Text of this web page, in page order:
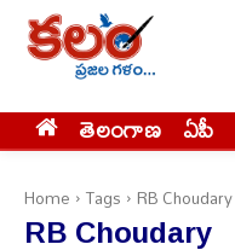
తెలంగాణ ఏపీ
Home Tags RB Choudary
RB Choudary